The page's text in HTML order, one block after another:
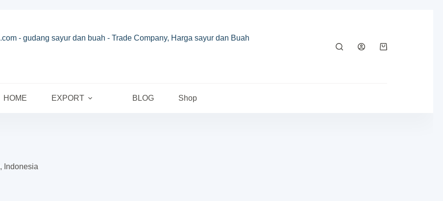
HOME EXPORT BLOG Shop
, Indonesia